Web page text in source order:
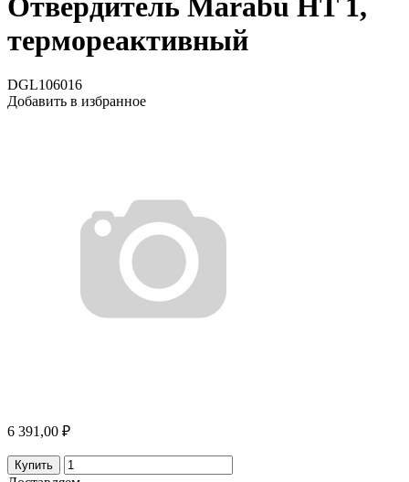
термореактивный
DGL106016
Добавить в избранное
6 391,00 ₽
Купить